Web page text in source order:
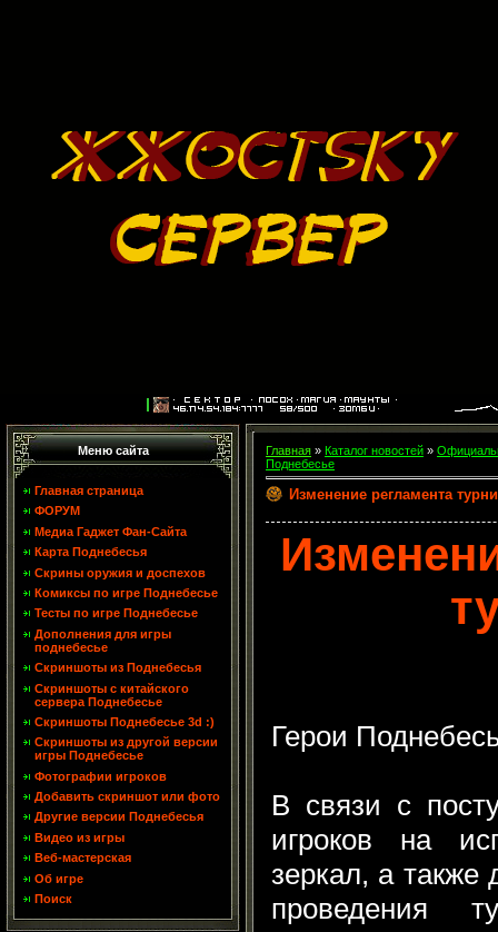
Меню сайта
Главная страница
ФОРУМ
Медиа Гаджет Фан-Сайта
Карта Поднебесья
Скрины оружия и доспехов
Комиксы по игре Поднебесье
Тесты по игре Поднебесье
Дополнения для игры
поднебесье
Скриншоты из Поднебесья
Скриншоты с китайского
сервера Поднебесье
Скриншоты Поднебесье 3d :)
Скриншоты из другой версии
игры Поднебесье
Фотографии игроков
Добавить скриншот или фото
Другие версии Поднебесья
Видео из игры
Веб-мастерская
Об игре
Поиск
Главная » Каталог новостей »
Поднебесье
Изменение регламента
Герои
В связи с
игроков на
зеркал, а
проведения